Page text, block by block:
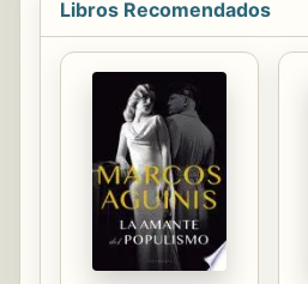
general y las
divide en
el abordaje
para establecer
diferencial.
organizan en
esenciales de
pedi�tricas, y
abordan las
Libros Recomendados